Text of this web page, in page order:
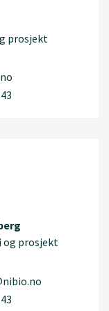
prosjekt
og prosjekt